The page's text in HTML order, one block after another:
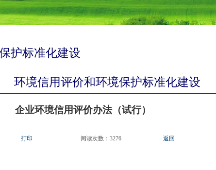
护标准化建设
环境信用评价和环境保护标准化建设
企业环境信用评价办法（试行）
打印 阅读次数： 3276 返回